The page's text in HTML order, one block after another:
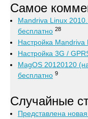
Самое
Mandriva Linux
бесплатно 28
Настройка Mandriva
Настройка 3G /
MagOS 20120120
бесплатно 9
Случайные
Представлена новая